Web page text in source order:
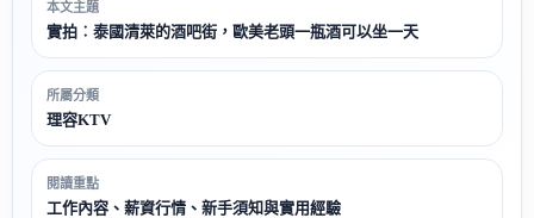
本文主題
實拍︰泰國清萊的酒吧街，歐美老頭一瓶酒可以坐一天
所屬分類
理容KTV
閱讀重點
工作內容、薪資行情、新手須知與實用經驗